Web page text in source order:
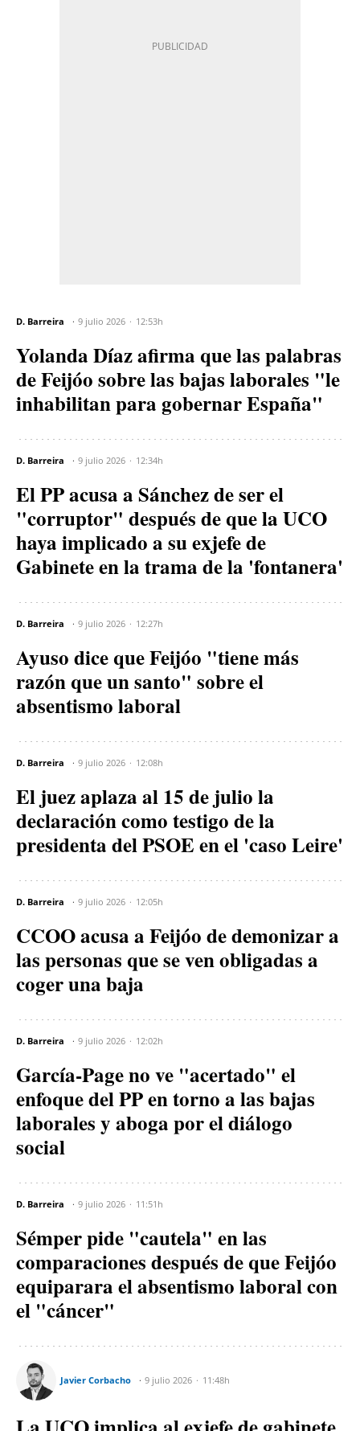
D. Barreira 9 julio 2026 12:53h
Yolanda Díaz afirma que las palabras
de Feijóo sobre las bajas laborales "le
inhabilitan para gobernar España"
D. Barreira 9 julio 2026 12:34h
El PP acusa a Sánchez de ser el
"corruptor" después de que la UCO
haya implicado a su exjefe de
Gabinete en la trama de la 'fontanera'
D. Barreira 9 julio 2026 12:27h
Ayuso dice que Feijóo "tiene más
razón que un santo" sobre el
absentismo laboral
D. Barreira 9 julio 2026 12:08h
El juez aplaza al 15 de julio la
declaración como testigo de la
presidenta del PSOE en el 'caso Leire'
D. Barreira 9 julio 2026 12:05h
CCOO acusa a Feijóo de demonizar a
las personas que se ven obligadas a
coger una baja
D. Barreira 9 julio 2026 12:02h
García-Page no ve "acertado" el
enfoque del PP en torno a las bajas
laborales y aboga por el diálogo
social
D. Barreira 9 julio 2026 11:51h
Sémper pide "cautela" en las
comparaciones después de que Feijóo
equiparara el absentismo laboral con
el "cáncer"
Javier Corbacho 9 julio 2026 11:48h